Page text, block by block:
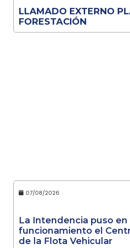
LLAMADO EXTERNO
FORESTACIÓN
07/08/2026
La Intendencia puso en
funcionamiento el
de la Flota Vehicular